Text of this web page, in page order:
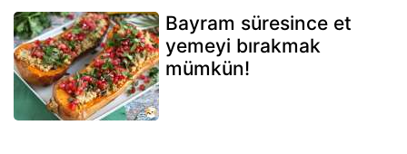
Bayram süresince et
yemeyi bırakmak
mümkün!